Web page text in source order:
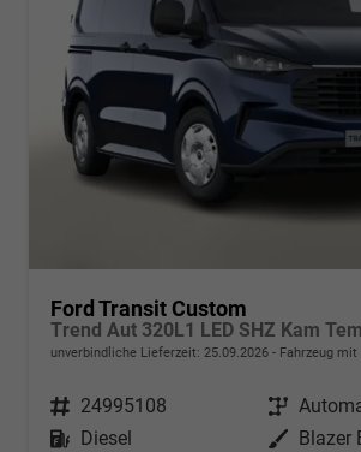
Ford Transit Custom
Trend Aut 320L1 LED SHZ Kam
unverbindliche Lieferzeit: 25.09.2026 Fahrzeug
Fahrzeugnr. 24995108 Getriebe
Kraftstoff
Diesel Außenfarbe
Blazer